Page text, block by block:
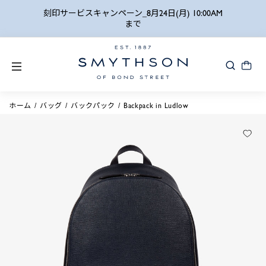
刻印サービスキャンペーン_8月24日(月) 10:00AM
まで
ホーム バッグ バックパック Backpack in Ludlow